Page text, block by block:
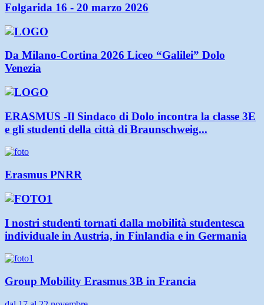
Folgarida 16 - 20 marzo 2026
Da Milano-Cortina 2026 Liceo “Galilei” Dolo
Venezia
ERASMUS -Il Sindaco di Dolo incontra la classe 3E
e gli studenti della città di Braunschweig...
Erasmus PNRR
I nostri studenti tornati dalla mobilità studentesca
individuale in Austria, in Finlandia e in Germania
Group Mobility Erasmus 3B in Francia